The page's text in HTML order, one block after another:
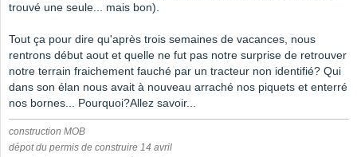
trouvé une seule... mais bon).
Tout ça pour dire qu'après trois semaines de vacances, nous
rentrons début aout et quelle ne fut pas notre surprise de retrouver
notre terrain fraichement fauché par un tracteur non identifié? Qui
dans son élan nous avait à nouveau arraché nos piquets et enterré
nos bornes... Pourquoi?Allez savoir...
construction MOB
dépot du permis de construire 14 avril